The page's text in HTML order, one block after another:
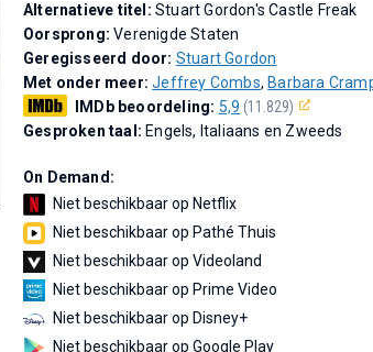
Alternatieve titel: Stuart Gordon's Castle Freak
Oorsprong:Verenigde Staten
Geregisseerd door: Stuart Gordon
Met onder meer:Jeffrey Combs, Barbara
IMDb beoordeling: 5,9 (11.829)
Gesproken taal: Engels, Italiaans en Zweeds
On Demand:
Niet beschikbaar op Netflix
Niet beschikbaar op Pathé Thuis
Niet beschikbaar op Videoland
Niet beschikbaar op Prime Video
Niet beschikbaar op Disney+
Niet beschikbaar op Google Play